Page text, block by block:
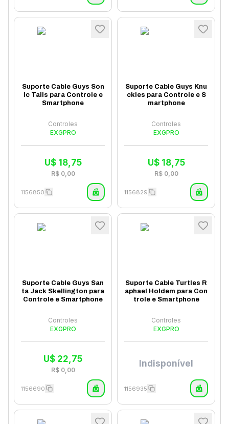
Suporte Cable Guys Son
ic Tails para Controle e
Smartphone
Controles
EXGPRO
U$ 18,75
R$ 0,00
1156850
Suporte Cable Guys Knu
ckles para Controle e S
martphone
Controles
EXGPRO
U$ 18,75
R$ 0,00
1156829
Suporte Cable Guys San
ta Jack Skellington para
Controle e Smartphone
Controles
EXGPRO
U$ 22,75
R$ 0,00
1156690
Suporte Cable Turtles R
aphael Holdem para Con
trole e Smartphone
Controles
EXGPRO
Indisponível
1156935